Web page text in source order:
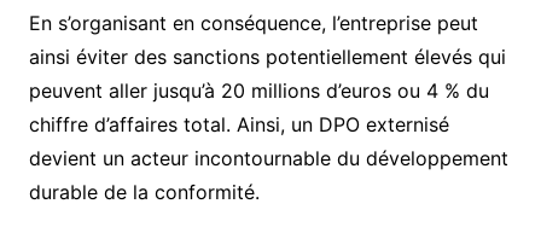
En s’organisant en conséquence, l’entreprise peut
ainsi éviter des sanctions potentiellement élevés qui
peuvent aller jusqu’à 20 millions d’euros ou 4 % du
chiffre d’affaires total. Ainsi, un DPO externisé
devient un acteur incontournable du développement
durable de la conformité.